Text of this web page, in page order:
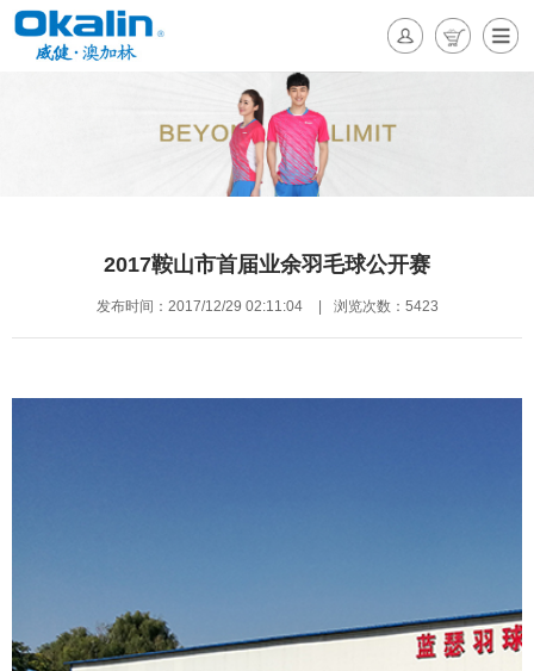
2017鞍山市首届业余羽毛球公开赛
发布时间：2017/12/29 02:11:04 浏览次数：5423